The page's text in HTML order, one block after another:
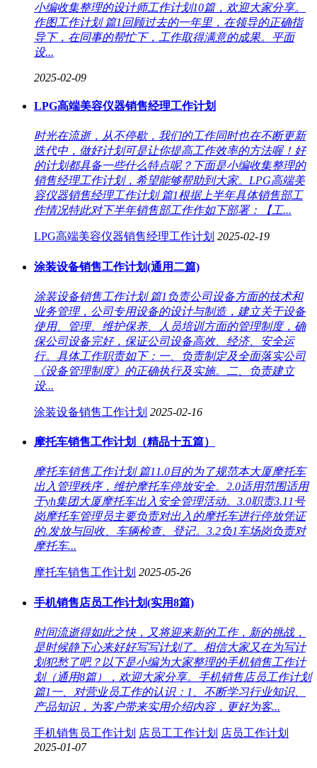
小编收集整理的设计师工作计划10篇，欢迎大家分享。
作图工作计划 篇1回顾过去的一年里，在领导的正确指
导下，在同事的帮忙下，工作取得满意的成果。平面
设...
2025-02-09
LPG高端美容仪器销售经理工作计划
时光在流逝，从不停歇，我们的工作同时也在不断更新
迭代中，做好计划可是让你提高工作效率的方法喔！好
的计划都具备一些什么特点呢？下面是小编收集整理的
销售经理工作计划，希望能够帮助到大家。LPG高端美
容仪器销售经理工作计划 篇1根据上半年具体销售部工
作情况特此对下半年销售部工作作如下部署：【工...
LPG高端美容仪器销售经理工作计划 2025-02-19
涂装设备销售工作计划(通用二篇)
涂装设备销售工作计划 篇1负责公司设备方面的技术和
业务管理，公司专用设备的设计与制造，建立关于设备
使用、管理、维护保养、人员培训方面的管理制度，确
保公司设备完好，保证公司设备高效、经济、安全运
行。具体工作职责如下：一、负责制定及全面落实公司
《设备管理制度》的正确执行及实施。二、负责建立
设...
涂装设备销售工作计划 2025-02-16
摩托车销售工作计划（精品十五篇）
摩托车销售工作计划 篇11.0目的为了规范本大厦摩托车
出入管理秩序，维护摩托车停放安全。2.0适用范围适用
于yh集团大厦摩托车出入安全管理活动。3.0职责3.11号
岗摩托车管理员主要负责对出入的摩托车进行停放凭证
的.发放与回收、车辆检查、登记。3.2负1车场岗负责对
摩托车...
摩托车销售工作计划 2025-05-26
手机销售店员工作计划(实用8篇)
时间流逝得如此之快，又将迎来新的工作，新的挑战，
是时候静下心来好好写写计划了。相信大家又在为写计
划犯愁了吧？以下是小编为大家整理的手机销售工作计
划（通用8篇），欢迎大家分享。手机销售店员工作计划
篇1一、对营业员工作的认识：1、不断学习行业知识、
产品知识，为客户带来实用介绍内容，更好为客...
手机销售员工作计划 店员工工作计划 店员工作计划
2025-01-07